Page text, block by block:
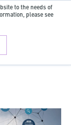
to the needs of
please see